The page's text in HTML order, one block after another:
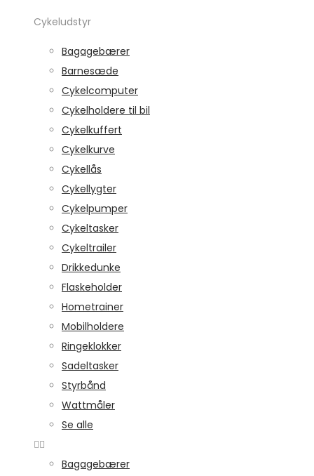
Cykeludstyr
Bagagebærer
Barnesæde
Cykelcomputer
Cykelholdere til bil
Cykelkuffert
Cykelkurve
Cykellås
Cykellygter
Cykelpumper
Cykeltasker
Cykeltrailer
Drikkedunke
Flaskeholder
Hometrainer
Mobilholdere
Ringeklokker
Sadeltasker
Styrbånd
Wattmåler
Se alle
Bagagebærer